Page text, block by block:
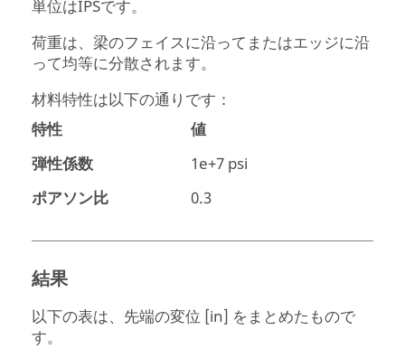
単位はIPSです。
荷重は、梁のフェイスに沿ってまたはエッジに沿
って均等に分散されます。
材料特性は以下の通りです：
特性
値
弾性係数
1e+7 psi
ポアソン比
0.3
結果
以下の表は、先端の変位 [in] をまとめたもので
す。